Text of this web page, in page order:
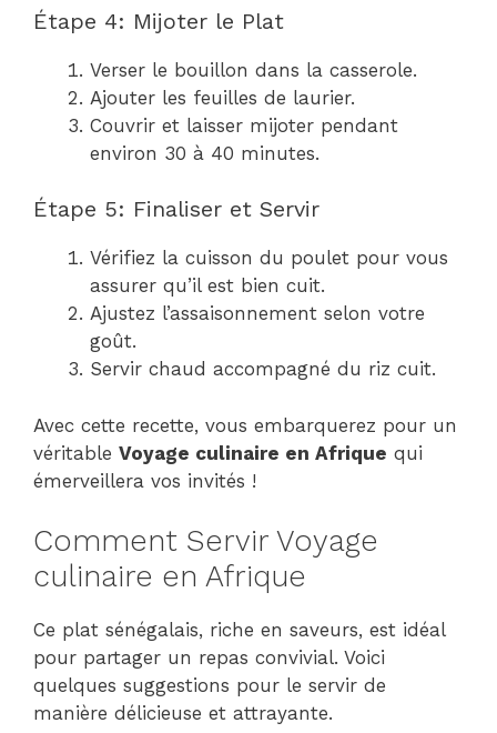
Étape 4: Mijoter le Plat
Verser le bouillon dans la casserole.
Ajouter les feuilles de laurier.
Couvrir et laisser mijoter pendant
environ 30 à 40 minutes.
Étape 5: Finaliser et Servir
Vérifiez la cuisson du poulet pour vous
assurer qu’il est bien cuit.
Ajustez l’assaisonnement selon votre
goût.
Servir chaud accompagné du riz cuit.
Avec cette recette, vous embarquerez pour un
véritable Voyage culinaire en Afrique qui
émerveillera vos invités !
Comment Servir Voyage
culinaire en Afrique
Ce plat sénégalais, riche en saveurs, est idéal
pour partager un repas convivial. Voici
quelques suggestions pour le servir de
manière délicieuse et attrayante.